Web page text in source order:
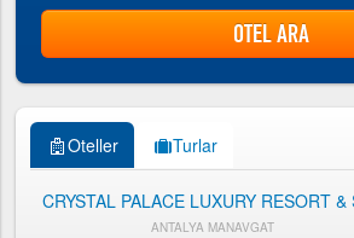
Oteller Turlar
CRYSTAL PALACE LUXURY RESORT &
ANTALYA MANAVGAT